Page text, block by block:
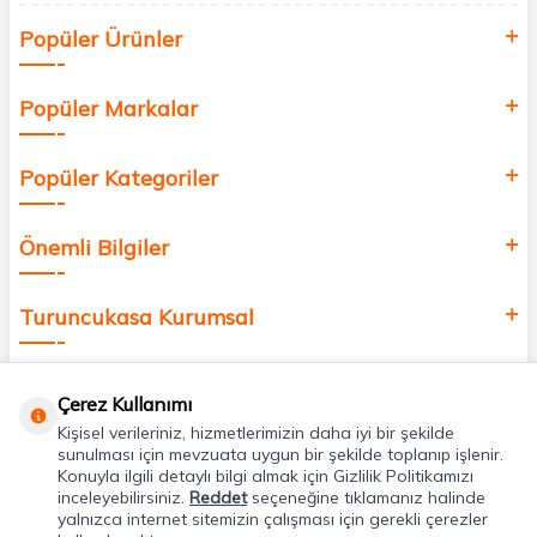
değer katmak için bize katılın!
Popüler Ürünler
Popüler Markalar
Popüler Kategoriler
Önemli Bilgiler
Turuncukasa Kurumsal
Uygulamalarımız
Adres & İletişim
Çerez Kullanımı
Kişisel verileriniz, hizmetlerimizin daha iyi bir şekilde
sunulması için mevzuata uygun bir şekilde toplanıp işlenir.
Konuyla ilgili detaylı bilgi almak için Gizlilik Politikamızı
inceleyebilirsiniz. Reddetseçeneğine tıklamanız halinde
yalnızca internet sitemizin çalışması için gerekli çerezler